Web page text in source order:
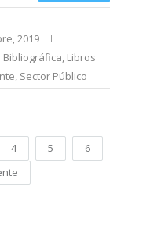
2019
, Libros
, Sector Público
4 5
6